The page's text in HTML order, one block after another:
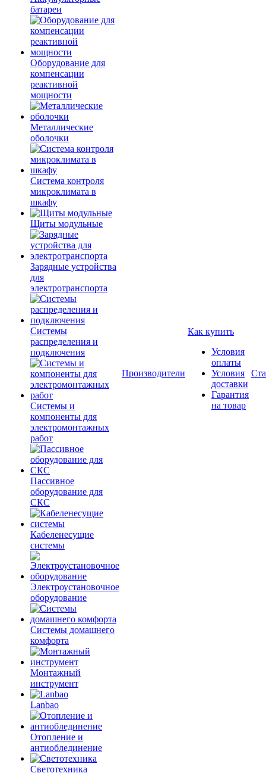
батареи
Оборудование для
компенсации
реактивной
мощности
Металлические
оболочки
Система контроля
микроклимата в
шкафу
Щиты модульные
Зарядные устройства
для
электротранспорта
Системы
распределения и
подключения
Системы и
компоненты для
электромонтажных
работ
Пассивное
оборудование для
СКС
Кабеленесущие
системы
Электроустановочное
оборудование
Системы домашнего
комфорта
Монтажный
инструмент
Lanbao
Отопление и
антиоблединение
Светотехника
Производители
Как купить
Условия
оплаты
Условия
доставки
Гарантия
на товар